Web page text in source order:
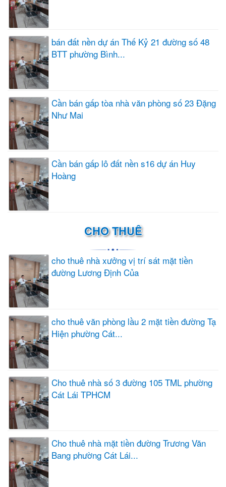
bán đất nền dự án Thế Kỷ 21 đường số 48
BTT phường Bình...
Cần bán gấp tòa nhà văn phòng số 23 Đặng
Như Mai
Cần bán gấp lô đất nền s16 dự án Huy
Hoàng
CHO THUÊ
cho thuê nhà xưởng vị trí sát mặt tiền
đường Lương Định Của
cho thuê văn phòng lầu 2 mặt tiền đường Tạ
Hiện phường Cát...
Cho thuê nhà số 3 đường 105 TML phường
Cát Lái TPHCM
Cho thuê nhà mặt tiền đường Trương Văn
Bang phường Cát Lái...